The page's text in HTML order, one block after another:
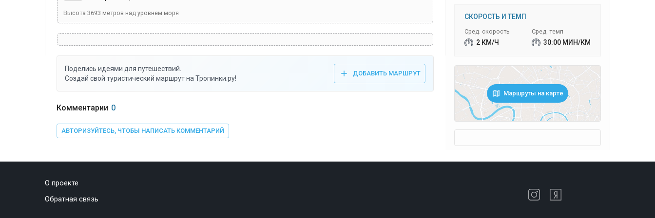
Высота 3693 метров над уровнем моря
Поделись идеями для путешествий.
Создай свой туристический маршрут на Тропинки.ру!
ДОБАВИТЬ МАРШРУТ
Комментарии 0
АВТОРИЗУЙТЕСЬ, ЧТОБЫ НАПИСАТЬ КОММЕНТАРИЙ
СКОРОСТЬ И ТЕМП
Сред. скорость
2 КМ/Ч
Сред. темп
30:00 МИН/КМ
Маршруты на карте
О проекте
Обратная связь